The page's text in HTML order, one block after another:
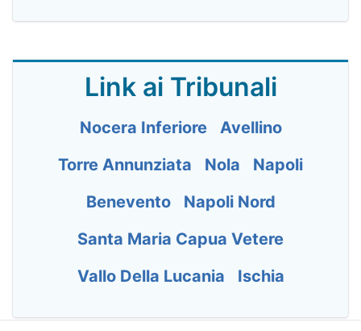
Link ai Tribunali
Nocera Inferiore
Avellino
Torre Annunziata
Nola
Napoli
Benevento
Napoli Nord
Santa Maria Capua Vetere
Vallo Della Lucania
Ischia